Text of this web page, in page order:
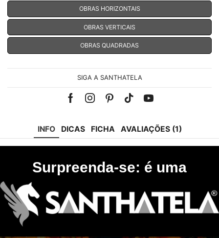
OBRAS HORIZONTAIS
OBRAS VERTICAIS
OBRAS QUADRADAS
SIGA A SANTHATELA
Facebook
Instagram
Pinterest
Tik-Youtube
INFO DICAS FICHA AVALIAÇÕES (1)
Surpreenda-se: é uma